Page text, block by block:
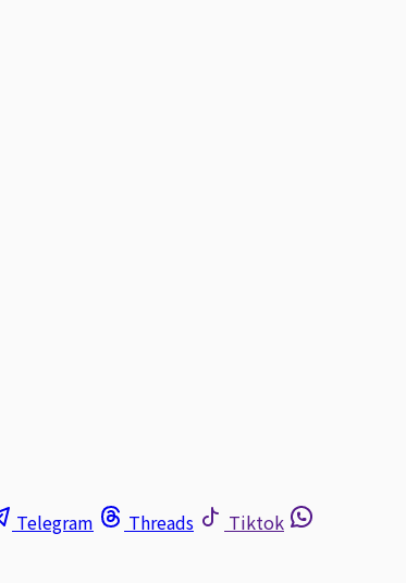
Telegram Threads
Tiktok